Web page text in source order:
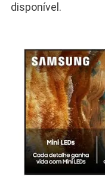
disponível.